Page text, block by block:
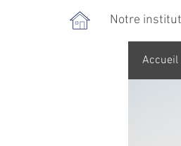
Notre institut
Accueil